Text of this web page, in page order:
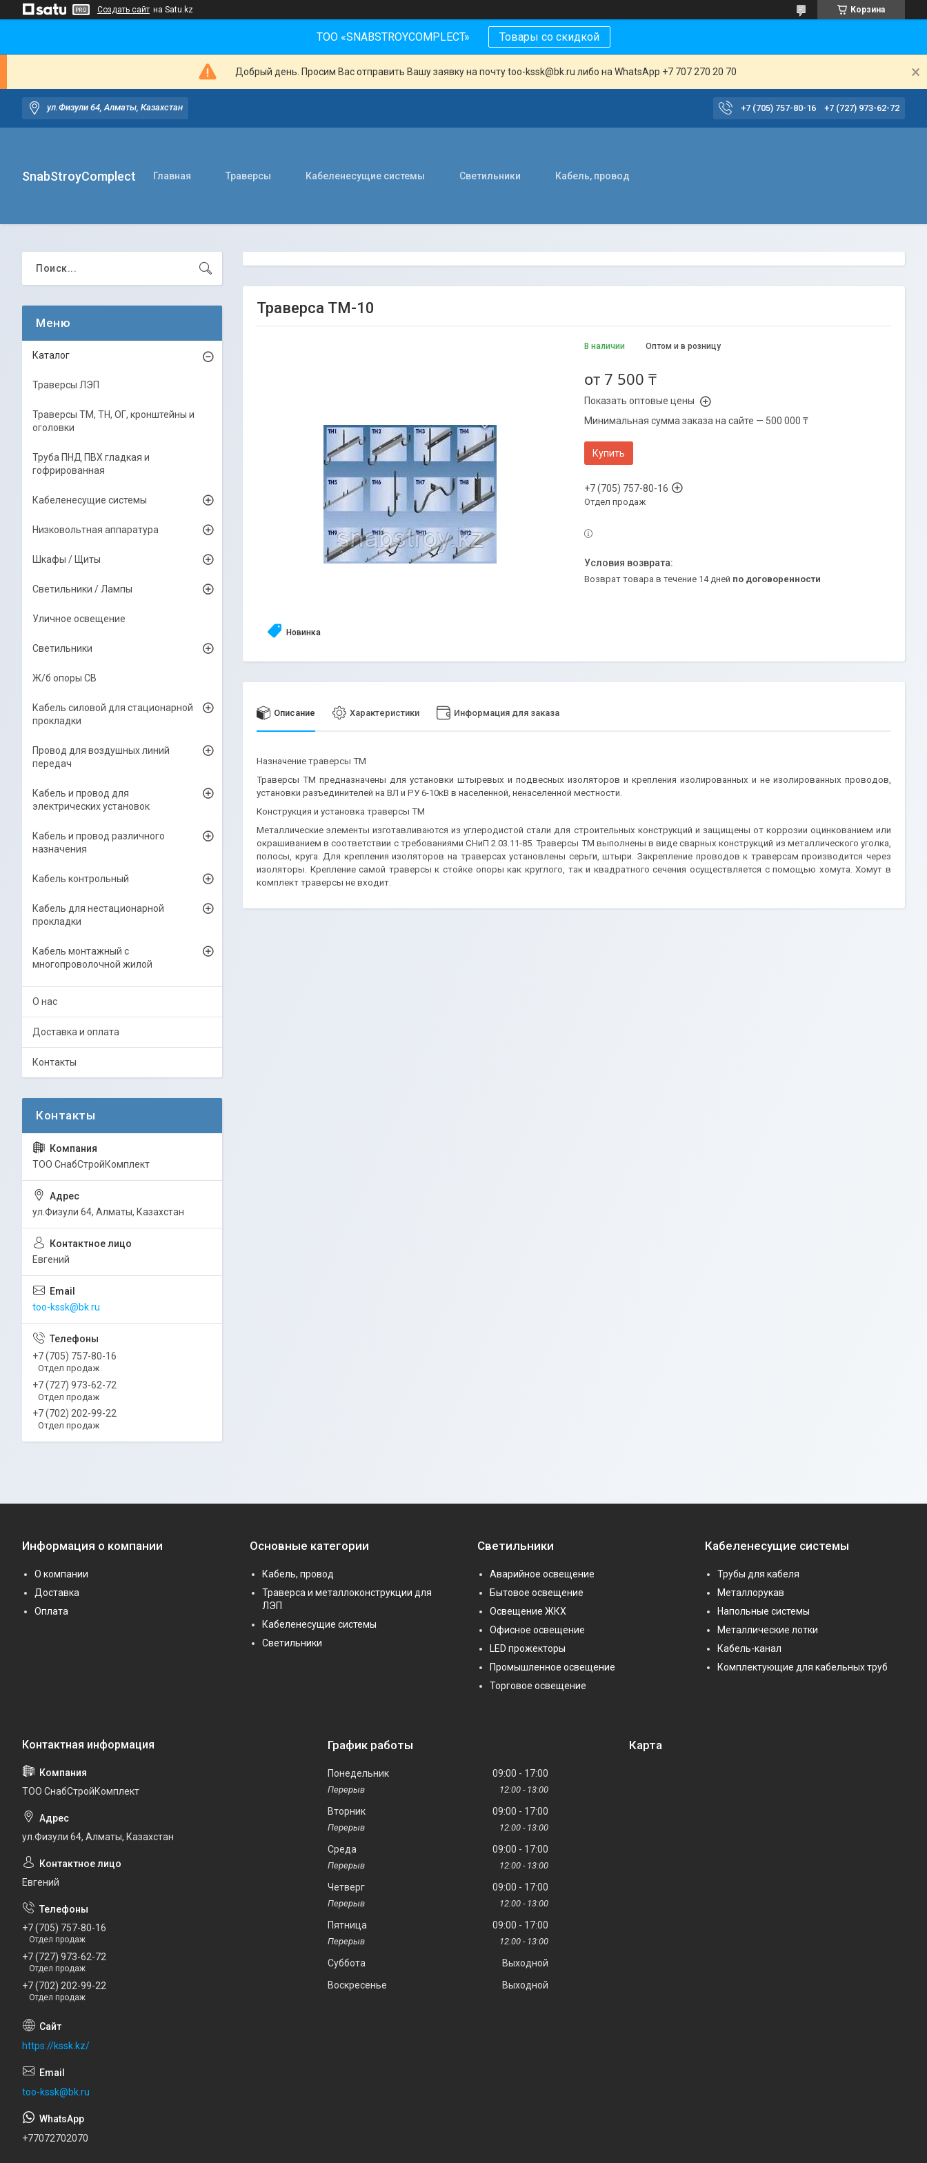
Создать сайт на Satu.kz Корзина
ТОО «SNABSTROYCOMPLECT» Товары со скидкой
Добрый день. Просим Вас отправить Вашу заявку на почту too-kssk@bk.ru либо на WhatsApp +7 707 270 20 70
ул.Физули 64, Алматы, Казахстан +7 (705) 757-80-16 +7 (727) 973-62-72
SnabStroyComplect Главная Траверсы Кабеленесущие системы Светильники Кабель, провод
Траверса ТМ-10
Новинка
В наличии Оптом и в розницу
от 7 500 ₸
Показать оптовые цены
Минимальная сумма заказа на сайте — 500 000 ₸
Купить
+7 (705) 757-80-16
Отдел продаж
возврат товара в течение 14 дней по договоренности
Описание Характеристики Информация для заказа
Назначение траверсы ТМ
Траверсы ТМ предназначены для установки штыревых и подвесных изоляторов и крепления изолированных и не изолированных проводов,
установки разъединителей на ВЛ и РУ 6-10кВ в населенной, ненаселенной местности.
Конструкция и установка траверсы ТМ
Металлические элементы изготавливаются из углеродистой стали для строительных конструкций и защищены от коррозии оцинкованием или
окрашиванием в соответствии с требованиями СНиП 2.03.11-85. Траверсы ТМ выполнены в виде сварных конструкций из металлического уголка,
полосы, круга. Для крепления изоляторов на траверсах установлены серьги, штыри. Закрепление проводов к траверсам производится через
изоляторы. Крепление самой траверсы к стойке опоры как круглого, так и квадратного сечения осуществляется с помощью хомута. Хомут в
комплект траверсы не входит.
Каталог
Траверсы ЛЭП
Траверсы ТМ, ТН, ОГ, кронштейны и
оголовки
Труба ПНД ПВХ гладкая и
гофрированная
Кабеленесущие системы
Низковольтная аппаратура
Шкафы / Щиты
Светильники / Лампы
Уличное освещение
Светильники
Ж/б опоры СВ
Кабель силовой для стационарной
прокладки
Провод для воздушных линий
передач
Кабель и провод для
электрических установок
Кабель и провод различного
назначения
Кабель контрольный
Кабель для нестационарной
прокладки
Кабель монтажный с
многопроволочной жилой
О нас
Доставка и оплата
Контакты
ТОО СнабСтройКомплект
ул.Физули 64, Алматы, Казахстан
Евгений
too-kssk@bk.ru
+7 (705) 757-80-16
Отдел продаж
+7 (727) 973-62-72
Отдел продаж
+7 (702) 202-99-22
Отдел продаж
Информация о компании
О компании
Доставка
Оплата
Основные категории
Кабель, провод
Траверса и металлоконструкции для
ЛЭП
Кабеленесущие системы
Светильники
Светильники
Аварийное освещение
Бытовое освещение
Освещение ЖКХ
Офисное освещение
LED прожекторы
Промышленное освещение
Торговое освещение
Кабеленесущие системы
Трубы для кабеля
Металлорукав
Напольные системы
Металлические лотки
Кабель-канал
Комплектующие для кабельных труб
ТОО СнабСтройКомплект
ул.Физули 64, Алматы, Казахстан
Евгений
+7 (705) 757-80-16
Отдел продаж
+7 (727) 973-62-72
Отдел продаж
+7 (702) 202-99-22
Отдел продаж
https://kssk.kz/
too-kssk@bk.ru
+77072702070
График работы
Понедельник 09:00 17:00
12:00 13:00
Вторник 09:00 17:00
12:00 13:00
Среда 09:00 17:00
12:00 13:00
Четверг 09:00 17:00
12:00 13:00
Пятница 09:00 17:00
12:00 13:00
Суббота
Выходной
Воскресенье
Выходной
Карта